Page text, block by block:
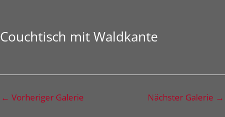
Couchtisch mit Waldkante
← Vorheriger Galerie Nächster Galerie →